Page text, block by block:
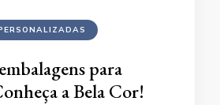
para
a Bela Cor!